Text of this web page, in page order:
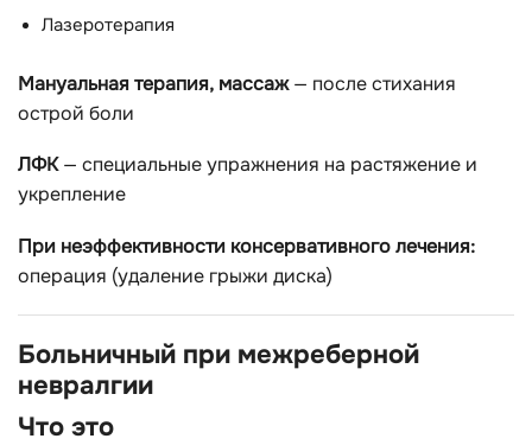
Лазеротерапия
Мануальная терапия, массаж— после стихания
острой боли
ЛФК— специальные упражнения на растяжение и
укрепление
При неэффективности консервативного лечения:
операция (удаление грыжи диска)
Больничный при межреберной
невралгии
Что это